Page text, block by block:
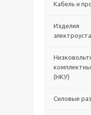
Кабель и
Изделия
(НКУ)
Силовые